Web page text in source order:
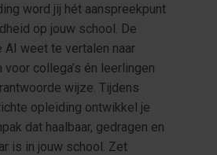
word jij hét aanspreekpunt
op jouw school. De
weet te vertalen naar
collega’s én leerlingen
wijze. Tijdens
opleiding ontwikkel je
dat haalbaar, gedragen en
is in jouw school. Zet